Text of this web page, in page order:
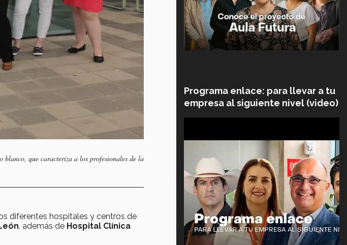
que caracteriza a los profesionales de la
diferentes hospitales y centros de
, además de Hospital Clínica
Programa enlace: para llevar a tu
empresa al siguiente nivel (video)